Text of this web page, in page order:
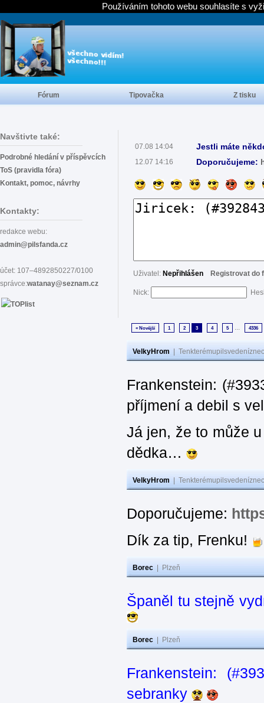
Navštivte také:
Podrobné hledání v příspěvcích
ToS (pravidla fóra)
Kontakt, pomoc, návrhy
Kontakty:
redakce webu:
admin@pilsfanda.cz
účet: 107–4892850227/0100
správce:watanay@seznam.cz
07.08 14:04 Jestli máte
12.07 14:16 Doporučujeme:
Uživatel: Nepřihlášen Registrovat do
Nick:
« Novější 1 2 3 4 5 ... 4336
VelkyHrom
Frankenstein:
příjmení a debil s
Já jen, že to může
dědka…
VelkyHrom
Doporučujeme:
Dík za tip, Frenku!
Borec Plzeň
Španěl tu stejně
Borec Plzeň
Frankenstein:
sebranky
Fórum Tipovačka Z tisku
Používáním tohoto webu souhlasíte s